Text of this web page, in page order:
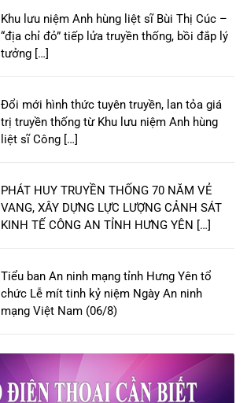
Khu lưu niệm Anh hùng liệt sĩ Bùi Thị Cúc –
“địa chỉ đỏ” tiếp lửa truyền thống, bồi đắp lý
tưởng […]
Đổi mới hình thức tuyên truyền, lan tỏa giá
trị truyền thống từ Khu lưu niệm Anh hùng
liệt sĩ Công […]
PHÁT HUY TRUYỀN THỐNG 70 NĂM VẺ
VANG, XÂY DỰNG LỰC LƯỢNG CẢNH SÁT
KINH TẾ CÔNG AN TỈNH HƯNG YÊN […]
Tiểu ban An ninh mạng tỉnh Hưng Yên tổ
chức Lễ mít tinh kỷ niệm Ngày An ninh
mạng Việt Nam (06/8)